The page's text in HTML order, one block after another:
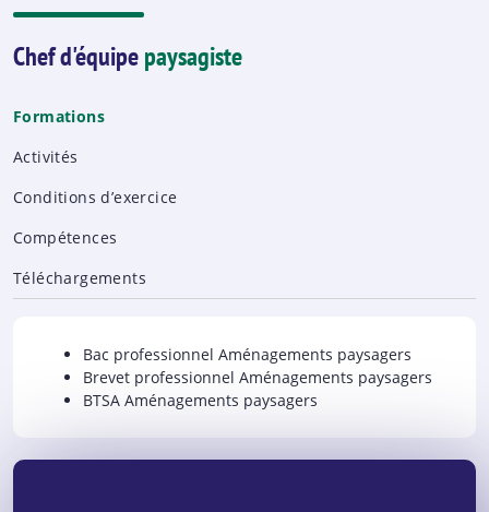
Chef d'équipepaysagiste
Formations
Activités
Conditions d’exercice
Compétences
Téléchargements
Bac professionnel Aménagements paysagers
Brevet professionnel Aménagements paysagers
BTSA Aménagements paysagers